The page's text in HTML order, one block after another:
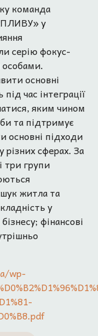
команда
у
серію фокус-
основні
час інтеграції
яким чином
та підтримує
основні підходи
різних сферах. За
три групи
житла та
у
фінансові
wp-